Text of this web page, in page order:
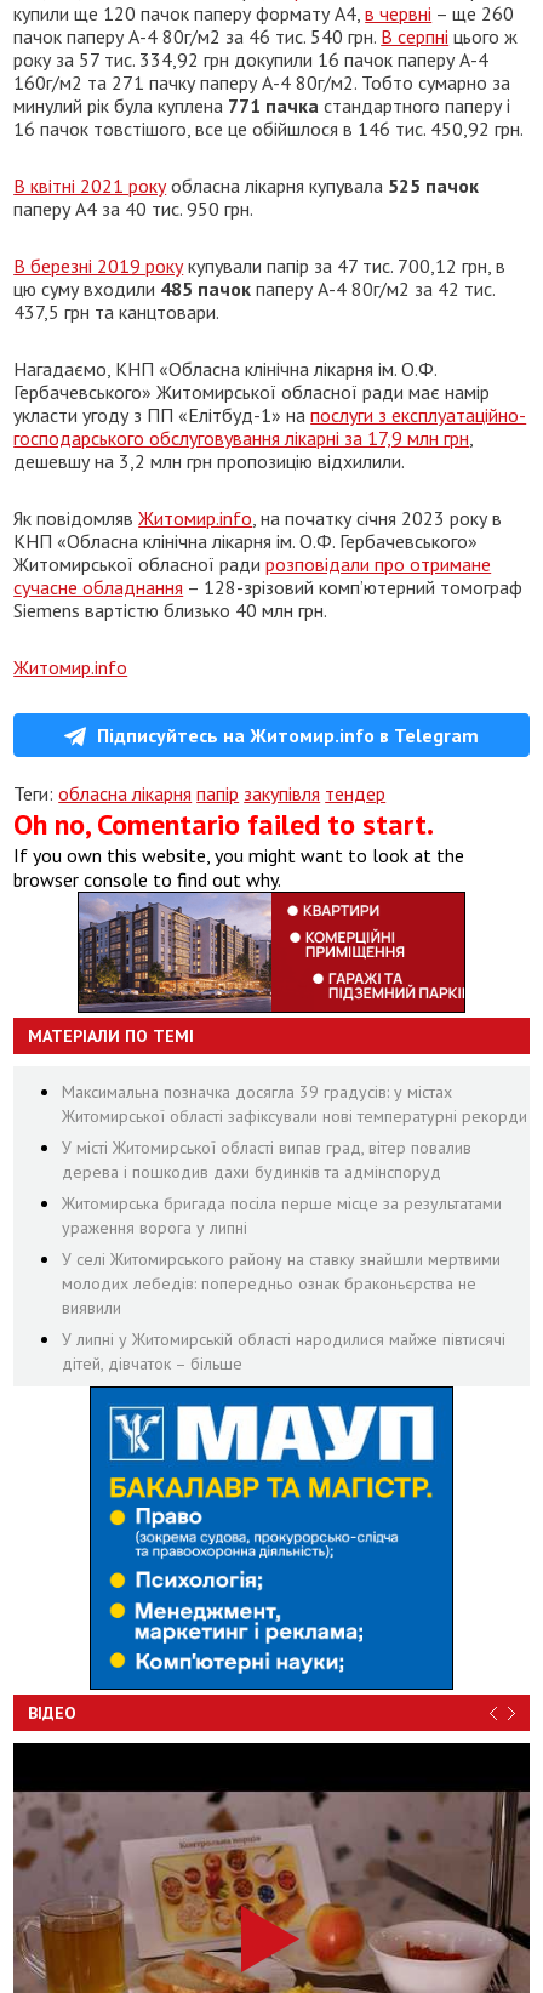
купили ще 120 пачок паперу формату А4,в червні – ще 260
пачок паперу А-4 80г/м2 за 46 тис. 540 грн. В серпні цього ж
року за 57 тис. 334,92 грн докупили 16 пачок паперу А-4
160г/м2 та 271 пачку паперу А-4 80г/м2. Тобто сумарно за
минулий рік була куплена 771 пачка стандартного паперу і
16 пачок товстішого, все це обійшлося в 146 тис. 450,92 грн.
В квітні 2021 рокуобласна лікарня купувала 525 пачок
паперу А4 за 40 тис. 950 грн.
В березні 2019 рокукупували папір за 47 тис. 700,12 грн, в
цю суму входили 485 пачок паперу А-4 80г/м2 за 42 тис.
437,5 грн та канцтовари.
Нагадаємо, КНП «Обласна клінічна лікарня ім. О.Ф.
Гербачевського» Житомирської обласної ради має намір
укласти угоду з ПП «Елітбуд-1» напослуги з експлуатаційно-
господарського обслуговування лікарні за 17,9 млн грн
дешевшу на 3,2 млн грн пропозицію відхилили.
Як повідомлявЖитомир.info , на початку січня 2023 року в
КНП «Обласна клінічна лікарня ім. О.Ф. Гербачевського»
Житомирської обласної радирозповідали про отримане
сучасне обладнання – 128-зрізовий комп’ютерний томограф
Siemens вартістю близько 40 млн грн.
Житомир.info
Підписуйтесь на Житомир.info в Telegram
Теги:обласна лікарня папір закупівля тендер
Oh no, Comentario failed to start.
If you own this website, you might want to look at the
browser console to find out why.
МАТЕРІАЛИ ПО ТЕМІ
Максимальна позначка досягла 39 градусів: у містах
Житомирської області зафіксували нові температурні рекорди
У місті Житомирської області випав град, вітер повалив
дерева і пошкодив дахи будинків та адмінспоруд
Житомирська бригада посіла перше місце за результатами
ураження ворога у липні
У селі Житомирського району на ставку знайшли мертвими
молодих лебедів: попередньо ознак браконьєрства не
виявили
У липні у Житомирській області народилися майже півтисячі
дітей, дівчаток – більше
ВІДЕО